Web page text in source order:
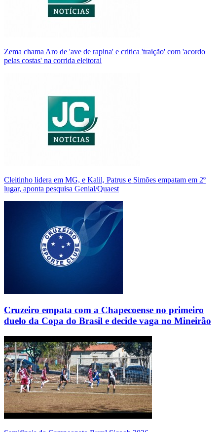
Zema chama Aro de 'ave de rapina' e critica 'traição' com 'acordo
pelas costas' na corrida eleitoral
Cleitinho lidera em MG, e Kalil, Patrus e Simões empatam em 2º
lugar, aponta pesquisa Genial/Quaest
Cruzeiro empata com a Chapecoense no primeiro
duelo da Copa do Brasil e decide vaga no Mineirão